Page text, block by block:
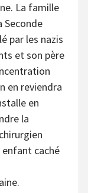
La famille
Seconde
par les nazis
et son père
en reviendra
en
la
caché